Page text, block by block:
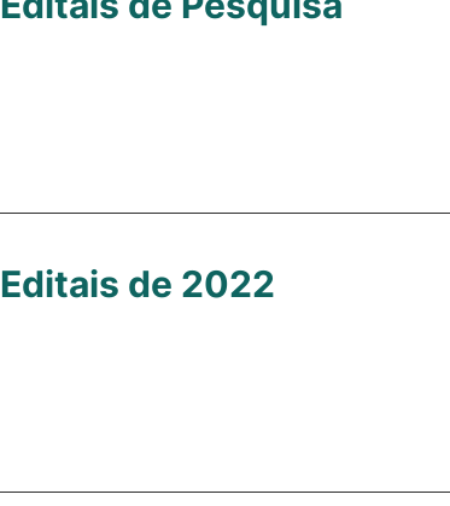
Editais de 2022